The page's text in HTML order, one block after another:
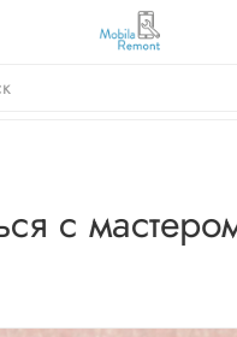
с мастером